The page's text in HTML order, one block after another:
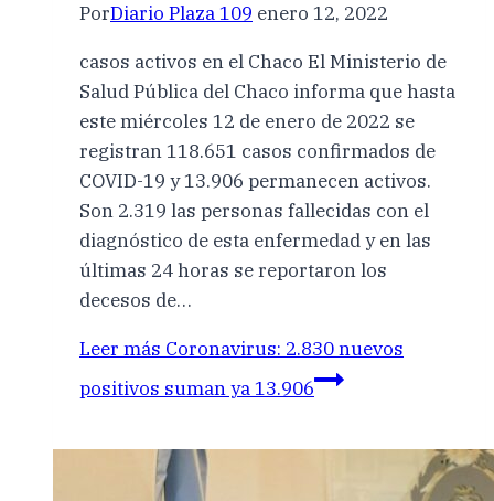
PorDiario Plaza 109 enero 12, 2022
casos activos en el Chaco El Ministerio de
Salud Pública del Chaco informa que hasta
este miércoles 12 de enero de 2022 se
registran 118.651 casos confirmados de
COVID-19 y 13.906 permanecen activos.
Son 2.319 las personas fallecidas con el
diagnóstico de esta enfermedad y en las
últimas 24 horas se reportaron los
decesos de…
Leer más Coronavirus: 2.830 nuevos
positivos suman ya 13.906